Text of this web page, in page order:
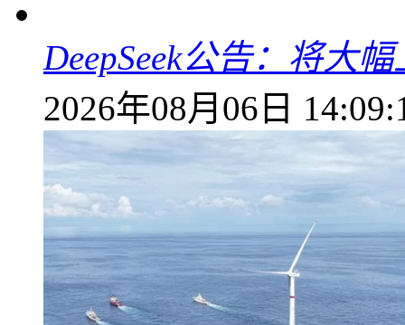
DeepSeek公告：将大
2026年08月06日